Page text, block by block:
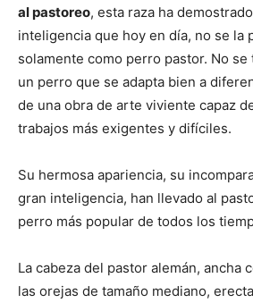
–
Fotos
de
al pastoreo, esta raza ha
inteligencia que hoy en día, no se la
solamente como perro pastor. No se
un perro que se adapta bien a
de una obra de arte viviente capaz
trabajos más exigentes y difíciles.
Su hermosa apariencia, su
gran inteligencia, han llevado al
perro más popular de todos los
La cabeza del pastor alemán, ancha
las orejas de tamaño mediano,